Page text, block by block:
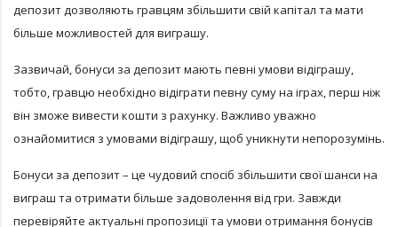
депозит дозволяють гравцям збільшити свій капітал та мати
більше можливостей для виграшу.
Зазвичай, бонуси за депозит мають певні умови відіграшу,
тобто, гравцю необхідно відіграти певну суму на іграх, перш ніж
він зможе вивести кошти з рахунку. Важливо уважно
ознайомитися з умовами відіграшу, щоб уникнути непорозумінь.
Бонуси за депозит – це чудовий спосіб збільшити свої шанси на
виграш та отримати більше задоволення від гри. Завжди
перевіряйте актуальні пропозиції та умови отримання бонусів